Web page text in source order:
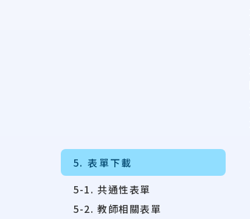
5. 表單下載
5-1. 共通性表單
5-2. 教師相關表單